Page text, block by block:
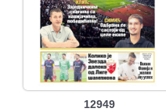
12949